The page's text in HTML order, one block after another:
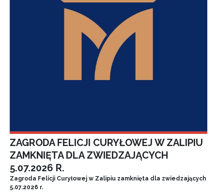
ZAGRODA FELICJI CURYŁOWEJ W ZALIPIU
ZAMKNIĘTA DLA ZWIEDZAJĄCYCH
5.07.2026 R.
Zagroda Felicji Curyłowej w Zalipiu zamknięta dla zwiedzających
5.07.2026 r.